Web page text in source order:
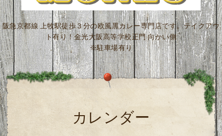
阪急京都線 上牧駅徒歩３分の欧風黒カレー専門店です。テイクアウ
ト有り！金光大阪高等学校正門 向かい側
※駐車場有り
カレンダー